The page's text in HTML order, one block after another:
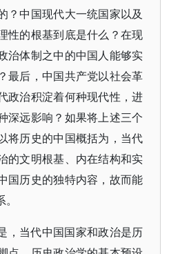
？中国现代大一统国家以及
性的根基到底是什么？在现
治体制 之中的中国人能够实
最后，中国共产党以社会革
政治积淀着何种现代性，进
深远影响？如果将上述三个
将历史的中国概括为，当代
的文明根基、内在结构和实
国历史的独特内容，故而能
，当代中国国家和政治是历